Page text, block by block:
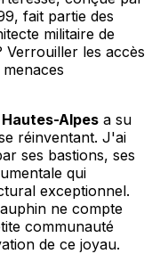
fait partie des
militaire de
Verrouiller les accès
Alpes a su
réinventant. J'ai
ses bastions, ses
qui
exceptionnel.
ne compte
communauté
de ce joyau.